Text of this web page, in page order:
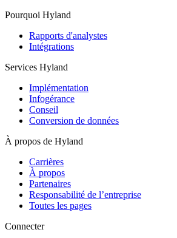
Pourquoi Hyland
Rapports d'analystes
Intégrations
Services Hyland
Implémentation
Infogérance
Conseil
Conversion de données
À propos de Hyland
Carrières
À propos
Partenaires
Responsabilité de l’entreprise
Toutes les pages
Connecter